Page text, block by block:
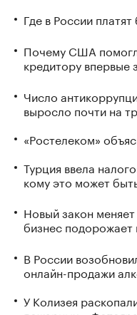
Где в России
Почему США
кредитору впервые
Число
выросло почти на
«Ростелеком»
Турция ввела
кому это может
Новый закон
бизнес подорожает
В России
онлайн-продажи
У Колизея